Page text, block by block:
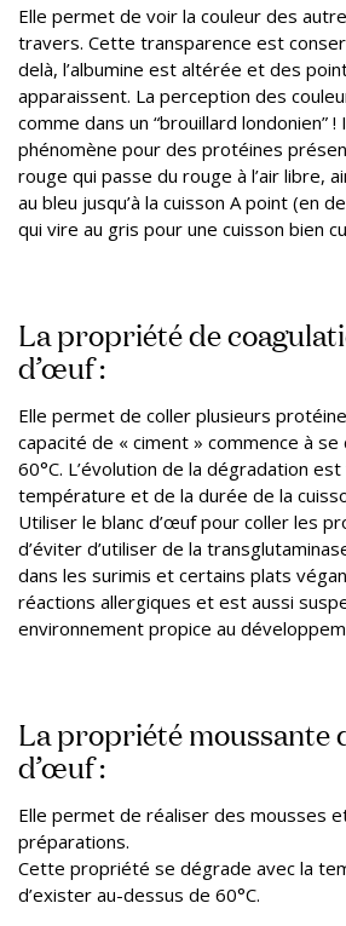
Elle permet de voir la couleur des
travers. Cette transparence est
delà, l’albumine est altérée et des
apparaissent. La perception des
comme dans un “brouillard londonien”
phénomène pour des protéines
rouge qui passe du rouge à l’air libre,
au bleu jusqu’à la cuisson A point (en
qui vire au gris pour une cuisson bien
La propriété de
d’œuf :
Elle permet de coller plusieurs
capacité de « ciment » commence à
60°C. L’évolution de la dégradation
température et de la durée de la
Utiliser le blanc d’œuf pour coller les
d’éviter d’utiliser de la
dans les surimis et certains plats
réactions allergiques et est aussi
environnement propice au
La propriété moussante
d’œuf :
Elle permet de réaliser des mousses
préparations.
Cette propriété se dégrade avec la
d’exister au-dessus de 60°C.